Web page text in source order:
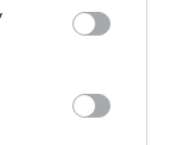
You may click to
party tags to
in below Google